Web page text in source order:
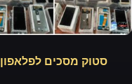
סטוק מסכים לפלאפון